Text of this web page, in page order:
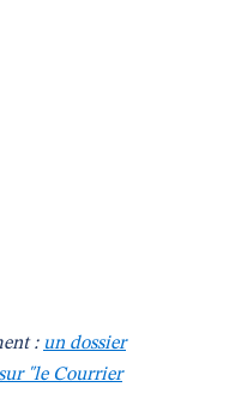
: un dossier
"le Courrier